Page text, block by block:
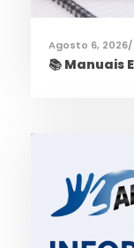
Agosto 6, 2026
📚 Manuais